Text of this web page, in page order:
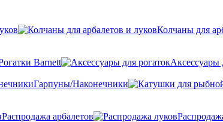
Колчаны для
Barnett Аксессуары
Гарпуны/Наконечники
Распродажа арбалетов